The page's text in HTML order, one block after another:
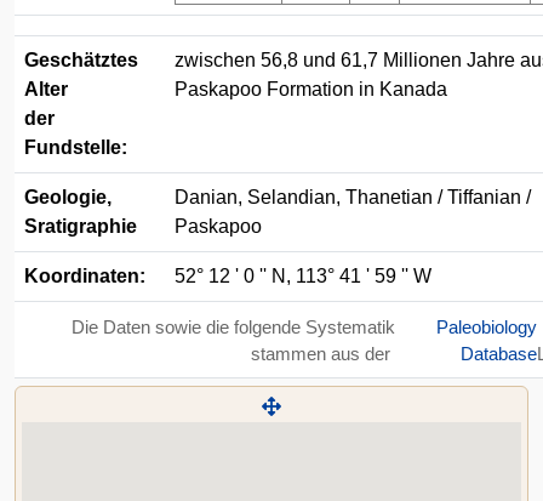
Geschätztes
Alter
der
Fundstelle:
zwischen 56,8 und 61,7 Millionen Jahre
Paskapoo Formation in Kanada
Geologie,
Sratigraphie
Danian, Selandian, Thanetian / Tiffanian /
Paskapoo
Koordinaten: 52° 12 ' 0 '' N, 113° 41 ' 59 '' W
Die Daten sowie die folgende Systematik
stammen aus der
Paleobiology
Database